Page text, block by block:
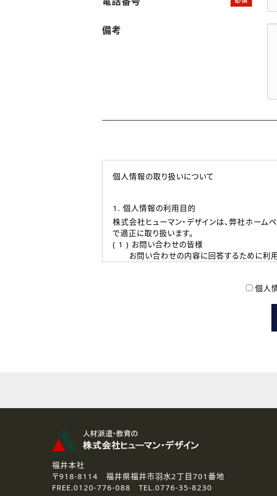
備考
個人情報の取り扱いについて
1. 個人情報の利用目的
株式会社ヒューマン・デザインは、弊社ホー
で適正に取り扱います。
( 1 ) お問い合わせの皆様
お問い合わせの内容に回答するために利用
本登録に関するご連絡および本登録時の参
なお、ご連絡手段は、電話・Ｅメールのいず
3.個人情報の取り扱いの委託
弊社の定める個人情報保護の評価基準を満た
4.個人情報の開示等について
ご提供いただいた個人情報の開示等（利用目
個人
福井本社
〒918-8114 福井県福井市羽水2丁目701番地
FREE.0120-776-088 TEL.0776-35-8230